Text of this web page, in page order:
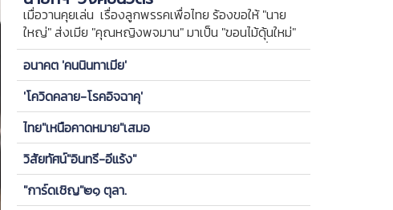
เมื่อวานคุยเล่น เรื่องลูกพรรคเพื่อไทย ร้องขอให้ "นาย
ใหญ่" ส่งเมีย "คุณหญิงพจมาน" มาเป็น "ขอนไม้ดุ้นใหม่"
ของพรรค ให้ลูกกบ-ลูกเขียดในพรรคได้เกาะ วันนี้ ขอคุย
ซีเครียดซักนิด
อนาคต 'คนนินทาเมีย'
'โควิดคลาย-โรคอิจฉาคุ'
ไทย"เหนือคาดหมาย"เสมอ
วิสัยทัศน์"อินทรี-อีแร้ง"
"การ์ดเชิญ"๒๑ ตุลา.